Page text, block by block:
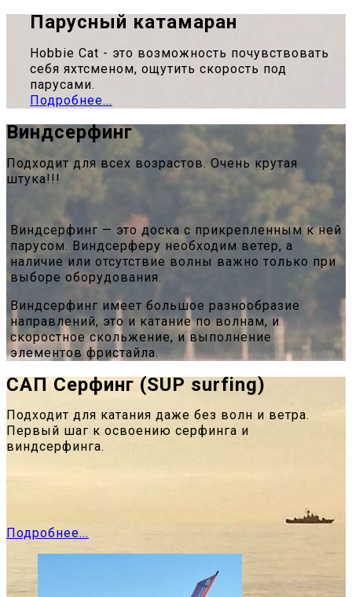
Парусный катамаран
Hobbie Cat - это возможность почувствовать
себя яхтсменом, ощутить скорость под
парусами.
Подробнее...
Виндсерфинг
Подходит для всех возрастов. Очень крутая
штука!!!
Виндсерфинг — это доска с прикрепленным к ней
парусом. Виндсерферу необходим ветер, а
наличие или отсутствие волны важно только при
выборе оборудования.
Виндсерфинг имеет большое разнообразие
направлений, это и катание по волнам, и
скоростное скольжение, и выполнение
элементов фристайла.
САП Серфинг (SUP surfing)
Подходит для катания даже без волн и ветра.
Первый шаг к освоению серфинга и
виндсерфинга.
Подробнее...